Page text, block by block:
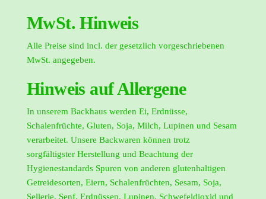
MwSt. Hinweis
Alle Preise sind incl. der gesetzlich vorgeschriebenen
MwSt. angegeben.
Hinweis auf Allergene
In unserem Backhaus werden Ei, Erdnüsse,
Schalenfrüchte, Gluten, Soja, Milch, Lupinen und Sesam
verarbeitet. Unsere Backwaren können trotz
sorgfältigster Herstellung und Beachtung der
Hygienestandards Spuren von anderen glutenhaltigen
Getreidesorten, Eiern, Schalenfrüchten, Sesam, Soja,
Sellerie, Senf, Erdnüssen, Lupinen, Schwefeldioxid und